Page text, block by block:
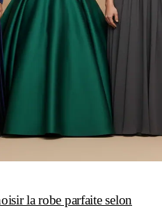
la robe parfaite selon